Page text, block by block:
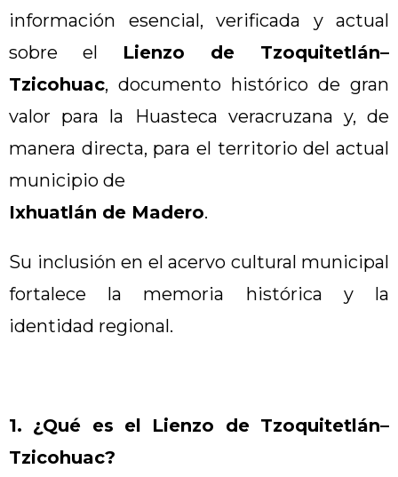
información esencial, verificada y actual
sobre el Lienzo de Tzoquitetlán–
Tzicohuac, documento histórico de gran
valor para la Huasteca veracruzana y, de
manera directa, para el territorio del actual
municipio de
Ixhuatlán de Madero.
Su inclusión en el acervo cultural municipal
fortalece la memoria histórica y la
identidad regional.
1. ¿Qué es el Lienzo de Tzoquitetlán–
Tzicohuac?